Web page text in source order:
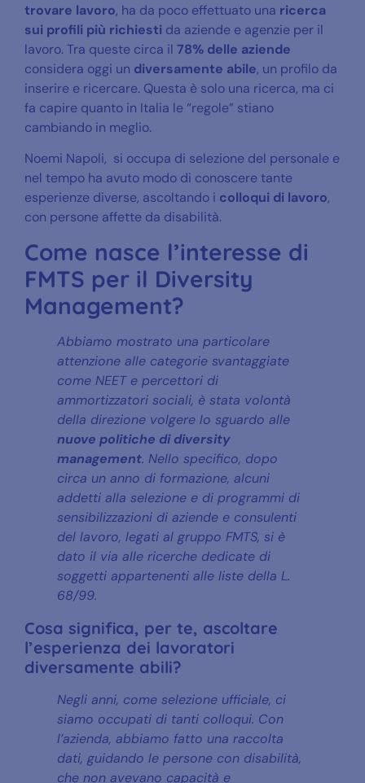
trovare lavoro, ha da poco effettuato una ricerca
sui profili più richiesti da aziende e agenzie per il
lavoro. Tra queste circa il 78% delle aziende
considera oggi un diversamente abile, un profilo da
inserire e ricercare. Questa è solo una ricerca, ma ci
fa capire quanto in Italia le “regole” stiano
cambiando in meglio.
Noemi Napoli, si occupa di selezione del personale e
nel tempo ha avuto modo di conoscere tante
esperienze diverse, ascoltando i colloqui di lavoro,
con persone affette da disabilità.
Come nasce l’interesse di
FMTS per il Diversity
Management?
Abbiamo mostrato una particolare
attenzione alle categorie svantaggiate
come NEET e percettori di
ammortizzatori sociali, è stata volontà
della direzione volgere lo sguardo alle
nuove politiche di diversity
management. Nello specifico, dopo
circa un anno di formazione, alcuni
addetti alla selezione e di programmi di
sensibilizzazioni di aziende e consulenti
del lavoro, legati al gruppo FMTS, si è
dato il via alle ricerche dedicate di
soggetti appartenenti alle liste della L.
68/99.
Cosa significa, per te, ascoltare
l’esperienza dei lavoratori
diversamente abili?
Negli anni, come selezione ufficiale, ci
siamo occupati di tanti colloqui. Con
l’azienda, abbiamo fatto una raccolta
dati, guidando le persone con disabilità,
che non avevano capacità e